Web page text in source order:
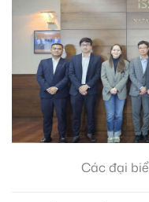
Các đại